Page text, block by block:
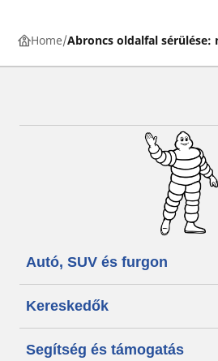
Home Abroncs oldalfal sérülése:
Autó, SUV és furgon
Kereskedők
Segítség és támogatás